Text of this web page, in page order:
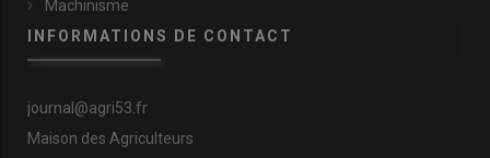
Machinisme
INFORMATIONS DE CONTACT
journal@agri53.fr
Maison des Agriculteurs